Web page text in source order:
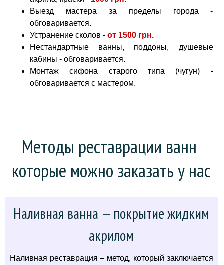
Выезд мастера за пределы города -
обговаривается.
Устранение сколов - от 1500 грн.
Нестандартные ванны, поддоны, душевые
кабины - обговаривается.
Монтаж сифона старого типа (чугун) -
обговаривается с мастером.
Методы реставрации ванн
которые можно заказать у нас
Наливная ванна — покрытие жидким
акрилом
Наливная реставрация – метод, который заключается